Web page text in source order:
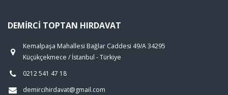
DEMIRCI TOPTAN HIRDAVAT
Kemalpaşa Mahallesi Bağlar Caddesi 49/A 34295
Küçükçekmece / İstanbul - Türkiye
0212 541 47 18
demircihirdavat@gmail.com